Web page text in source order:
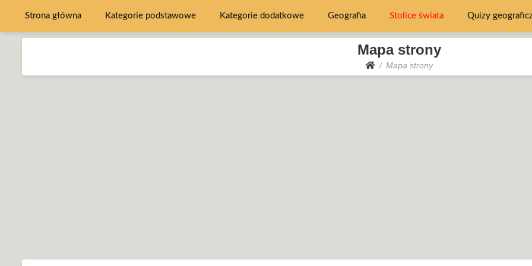
Strona główna Kategorie podstawowe Kategorie dodatkowe Geografia Stolice świata Quizy
Mapa strony
Mapa strony